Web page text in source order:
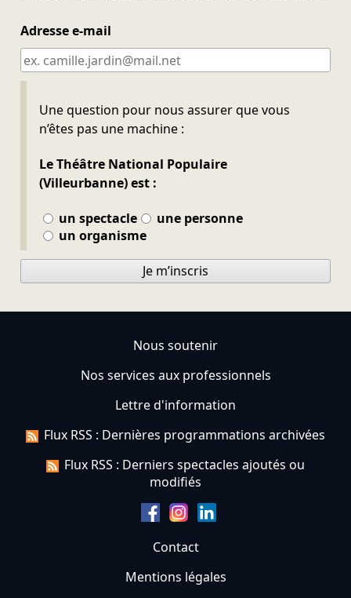
Adresse e-mail
Une question pour nous assurer que vous
n’êtes pas une machine :
Le Théâtre National Populaire
(Villeurbanne) est :
un spectacle
une personne
un organisme
Ne pas remplir
Je m’inscris
Nous soutenir
Nos services aux professionnels
Lettre d'information
Flux RSS : Dernières programmations archivées
Flux RSS : Derniers spectacles ajoutés ou
modifiés
Contact
Mentions légales